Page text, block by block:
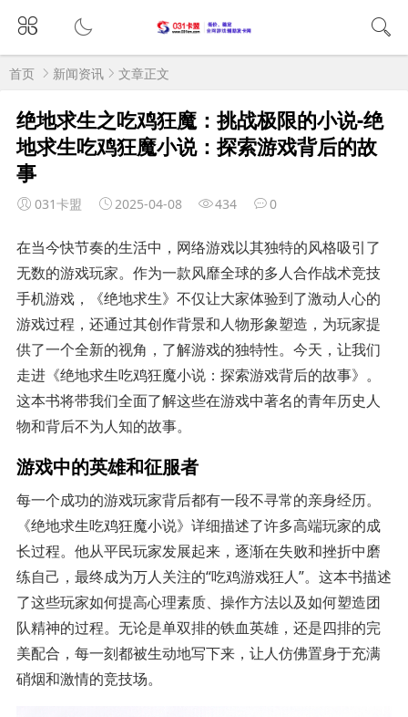
首页 新闻资讯 文章正文
绝地求生之吃鸡狂魔：挑战极限的小说-绝
地求生吃鸡狂魔小说：探索游戏背后的故
事
031卡盟 2025-04-08 434 0
在当今快节奏的生活中，网络游戏以其独特的风格吸引了
无数的游戏玩家。作为一款风靡全球的多人合作战术竞技
手机游戏，《绝地求生》不仅让大家体验到了激动人心的
游戏过程，还通过其创作背景和人物形象塑造，为玩家提
供了一个全新的视角，了解游戏的独特性。今天，让我们
走进《绝地求生吃鸡狂魔小说：探索游戏背后的故事》。
这本书将带我们全面了解这些在游戏中著名的青年历史人
物和背后不为人知的故事。
游戏中的英雄和征服者
每一个成功的游戏玩家背后都有一段不寻常的亲身经历。
《绝地求生吃鸡狂魔小说》详细描述了许多高端玩家的成
长过程。他从平民玩家发展起来，逐渐在失败和挫折中磨
练自己，最终成为万人关注的“吃鸡游戏狂人”。这本书描述
了这些玩家如何提高心理素质、操作方法以及如何塑造团
队精神的过程。无论是单双排的铁血英雄，还是四排的完
美配合，每一刻都被生动地写下来，让人仿佛置身于充满
硝烟和激情的竞技场。